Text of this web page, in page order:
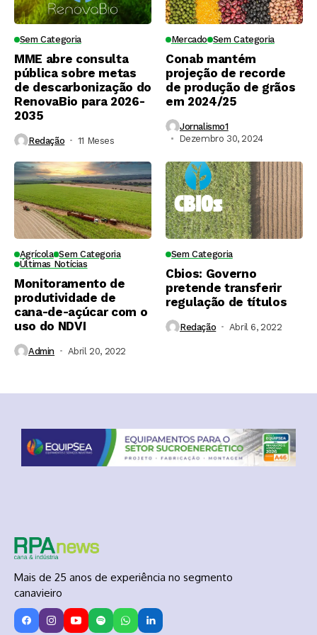
Sem Categoria
MME abre consulta
pública sobre metas
de descarbonização do
RenovaBio para 2026-
2035
Redação 11 Meses ⁮
Mercado Sem Categoria
Conab mantém
projeção de recorde
de produção de grãos
em 2024/25
Jornalismo1
Dezembro 30, 2024
Agrícola Sem Categoria
Últimas Notícias
Monitoramento de
produtividade de
cana-de-açúcar com o
uso do NDVI
Admin Abril 20, 2022
Sem Categoria
Cbios: Governo
pretende transferir
regulação de títulos
Redação Abril 6, 2022
Mais de 25 anos de experiência no segmento
canavieiro